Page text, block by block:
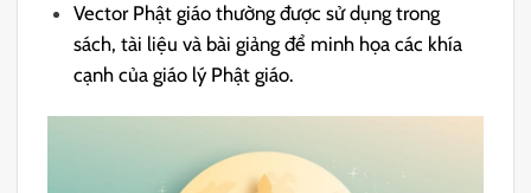
Vector Phật giáo thường được sử dụng trong
sách, tài liệu và bài giảng để minh họa các khía
cạnh của giáo lý Phật giáo.